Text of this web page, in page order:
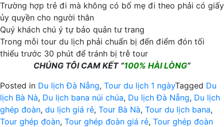
Trường hợp trẻ đi mà không có bố mẹ đi theo phải có giấy
ủy quyền cho người thân
Quý khách chú ý tự bảo quản tư trang
Trong mỗi tour du lịch phải chuẩn bị đến điểm đón tối
thiểu trước 30 phút để tránh bị trễ tour
CHÚNG TÔI CAM KẾT “100% HÀI LÒNG“
Posted in Du lịch Đà Nẵng, Tour du lịch 1 ngàyTagged Du
lịch Bà Nà, Du lịch bana núi chúa, Du lịch Đà Nẵng, Du lịch
ghép đoàn, du lịch giá rẻ, Tour Bà Nà, Tour du lịch bana,
Tour ghép đoàn, Tour ghép đoàn giá rẻ, Tour ghép đoàn